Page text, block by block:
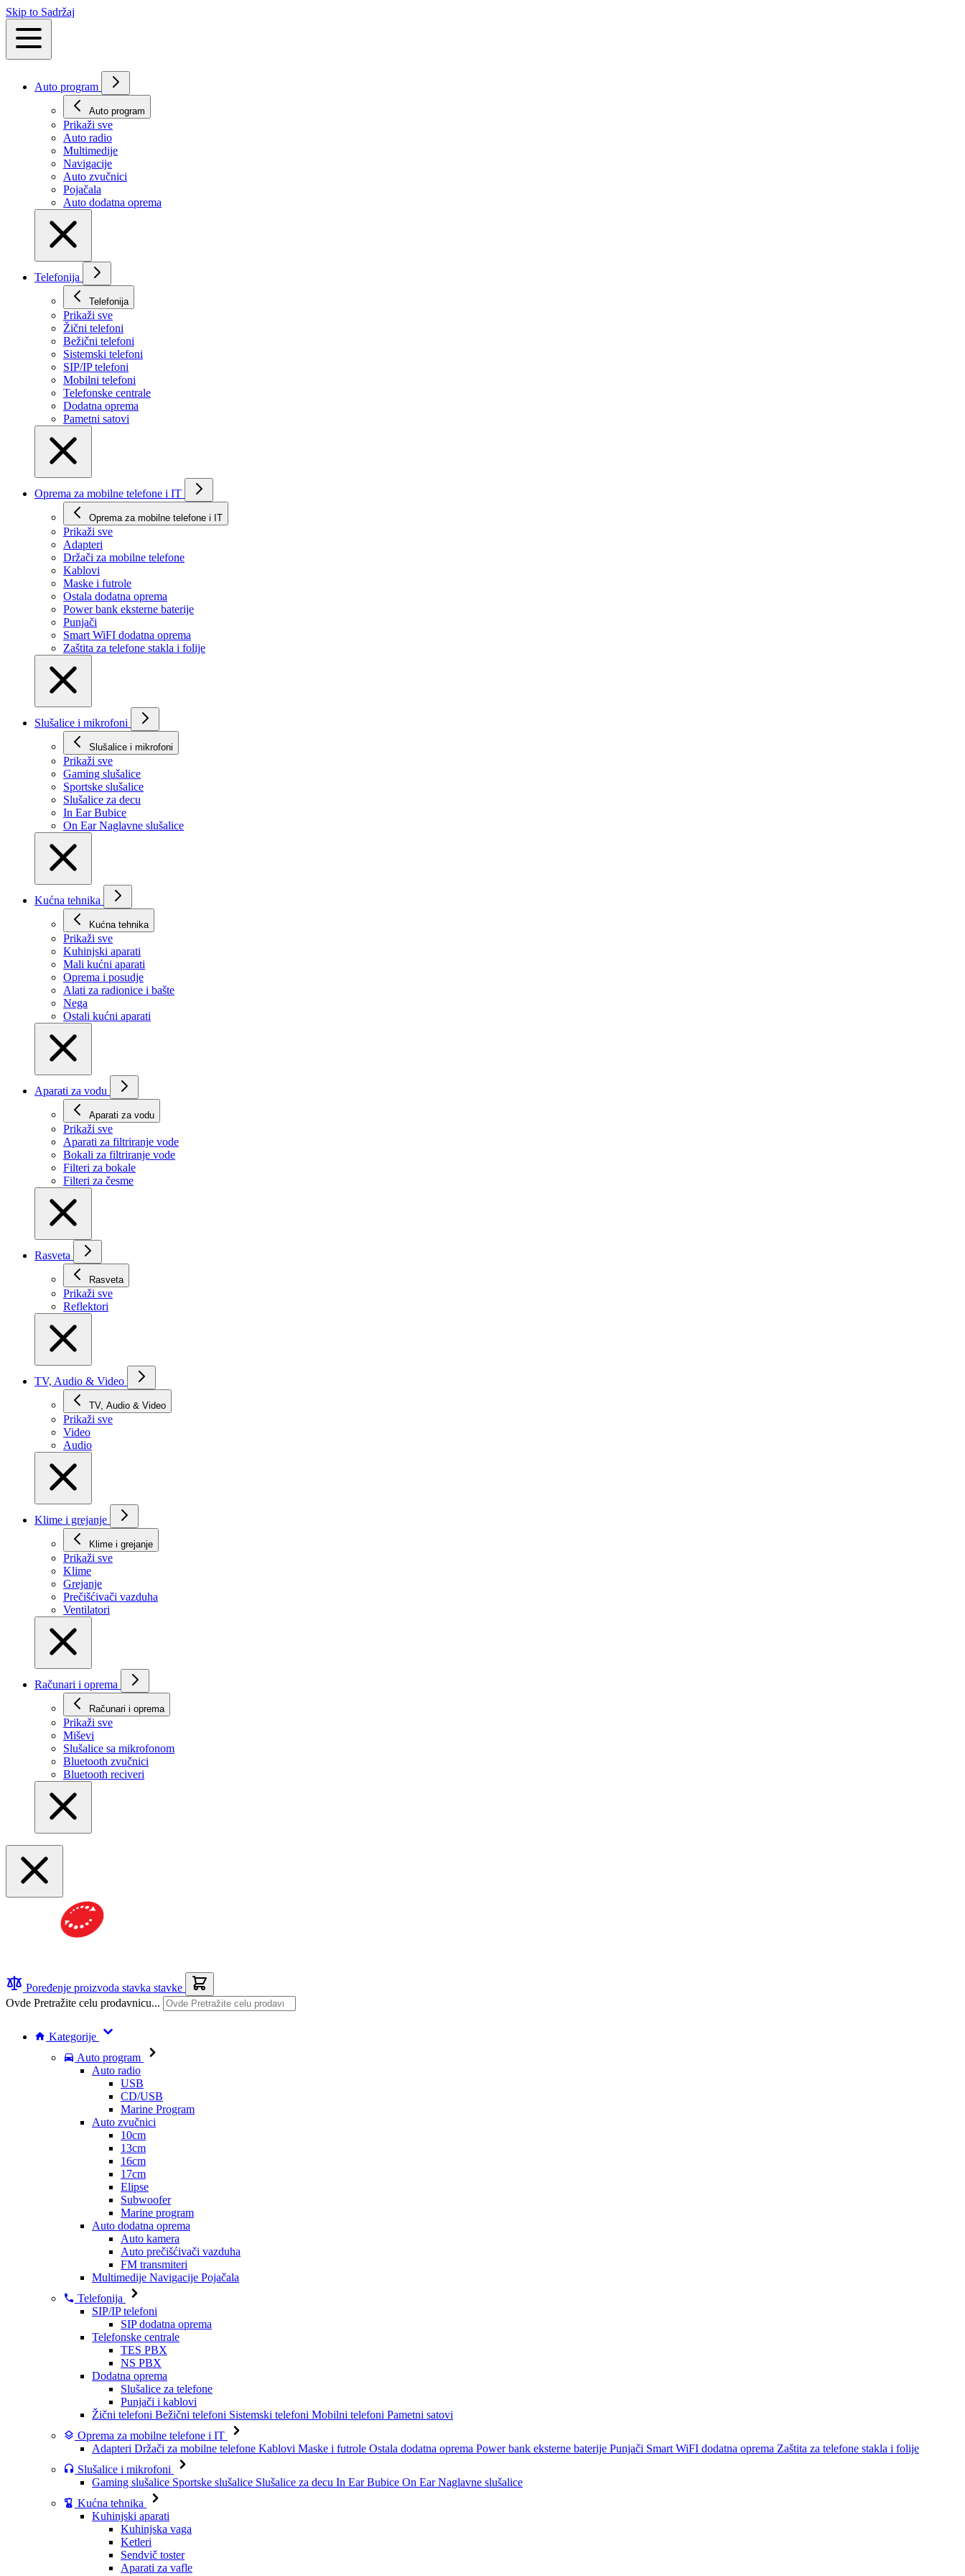
Skip to Sadržaj
Auto program
Auto program
Prikaži svе
Auto radio
Multimedije
Navigacije
Auto zvučnici
Pojačala
Auto dodatna oprema
Telefonija
Telefonija
Prikaži svе
Žični telefoni
Bežični telefoni
Sistemski telefoni
SIP/IP telefoni
Mobilni telefoni
Telefonske centrale
Dodatna oprema
Pametni satovi
Oprema za mobilne telefone i IT
Oprema za mobilne telefone i IT
Prikaži svе
Adapteri
Držači za mobilne telefone
Kablovi
Maske i futrole
Ostala dodatna oprema
Power bank eksterne baterije
Punjači
Smart WiFI dodatna oprema
Zaštita za telefone stakla i folije
Slušalice i mikrofoni
Slušalice i mikrofoni
Prikaži svе
Gaming slušalice
Sportske slušalice
Slušalice za decu
In Ear Bubice
On Ear Naglavne slušalice
Kućna tehnika
Kućna tehnika
Prikaži svе
Kuhinjski aparati
Mali kućni aparati
Oprema i posudje
Alati za radionice i bašte
Nega
Ostali kućni aparati
Aparati za vodu
Aparati za vodu
Prikaži svе
Aparati za filtriranje vode
Bokali za filtriranje vode
Filteri za bokale
Filteri za česme
Rasveta
Rasveta
Prikaži svе
Reflektori
TV, Audio & Video
TV, Audio & Video
Prikaži svе
Video
Audio
Klime i grejanje
Klime i grejanje
Prikaži svе
Klime
Grejanje
Prečišćivači vazduha
Ventilatori
Računari i oprema
Računari i oprema
Prikaži svе
Miševi
Slušalice sa mikrofonom
Bluetooth zvučnici
Bluetooth reciveri
Poređenje proizvoda stavka stavke
Ovde Pretražite celu prodavnicu...
Kategorije
Auto program
Auto radio
USB
CD/USB
Marine Program
Auto zvučnici
10cm
13cm
16cm
17cm
Elipse
Subwoofer
Marine program
Auto dodatna oprema
Auto kamera
Auto prečišćivači vazduha
FM transmiteri
Multimedije Navigacije Pojačala
Telefonija
SIP/IP telefoni
SIP dodatna oprema
Telefonske centrale
TES PBX
NS PBX
Dodatna oprema
Slušalice za telefone
Punjači i kablovi
Žični telefoni Bežični telefoni Sistemski telefoni Mobilni telefoni Pametni satovi
Oprema za mobilne telefone i IT
Adapteri Držači za mobilne telefone Kablovi Maske i futrole Ostala dodatna oprema Power bank eksterne baterije Punjači Smart WiFI dodatna oprema Zaštita za telefone stakla i folije
Slušalice i mikrofoni
Gaming slušalice Sportske slušalice Slušalice za decu In Ear Bubice On Ear Naglavne slušalice
Kućna tehnika
Kuhinjski aparati
Kuhinjska vaga
Ketleri
Sendvič toster
Aparati za vafle